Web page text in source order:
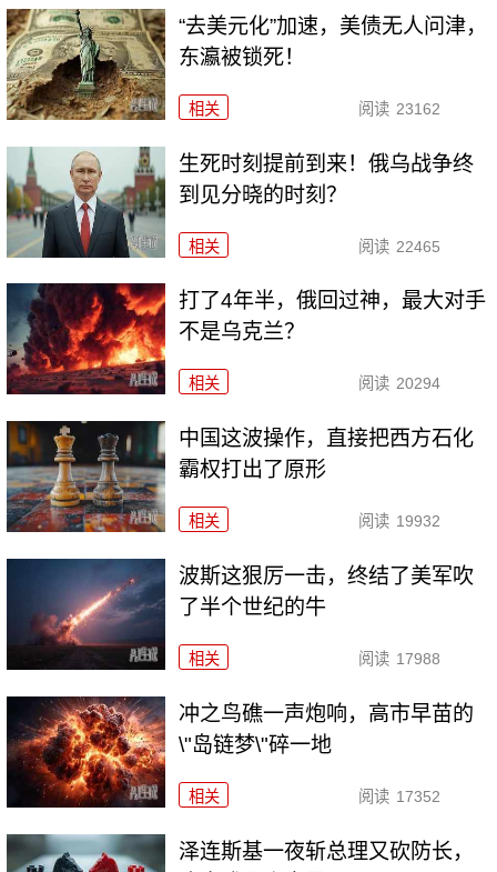
“去美元化”加速，美债无人问津，
东瀛被锁死！
相关 阅读 23162
生死时刻提前到来！俄乌战争终
到见分晓的时刻？
相关 阅读 22465
打了4年半，俄回过神，最大对手
不是乌克兰？
相关 阅读 20294
中国这波操作，直接把西方石化
霸权打出了原形
相关 阅读 19932
波斯这狠厉一击，终结了美军吹
了半个世纪的牛
相关 阅读 17988
冲之鸟礁一声炮响，高市早苗的
\"岛链梦\"碎一地
相关 阅读 17352
泽连斯基一夜斩总理又砍防长，